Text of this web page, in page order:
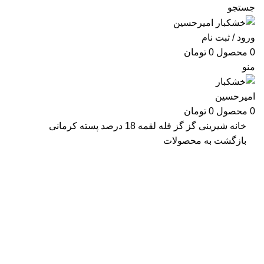
جستجو
ورود / ثبت نام
0 محصول 0 تومان
منو
0 محصول 0 تومان
خانه شیرینی گز گز فله لقمه 18 درصد پسته کرمانی
بازگشت به محصولات